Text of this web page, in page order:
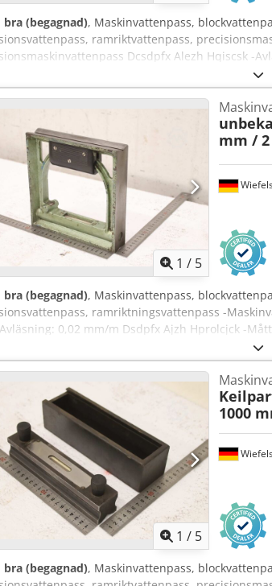
bra (begagnad), Maskinvattenpass,
ramriktvattenpass,
Dcsdpfx Alezh Hqiscsk -
1 / 5
mm /
bra (begagnad), Maskinvattenpass,
ramriktningsvattenpass -
0,02 mm/m Dsdpfx Ajzh Hprolcjck -
1 / 5
1000
bra (begagnad), Maskinvattenpass,